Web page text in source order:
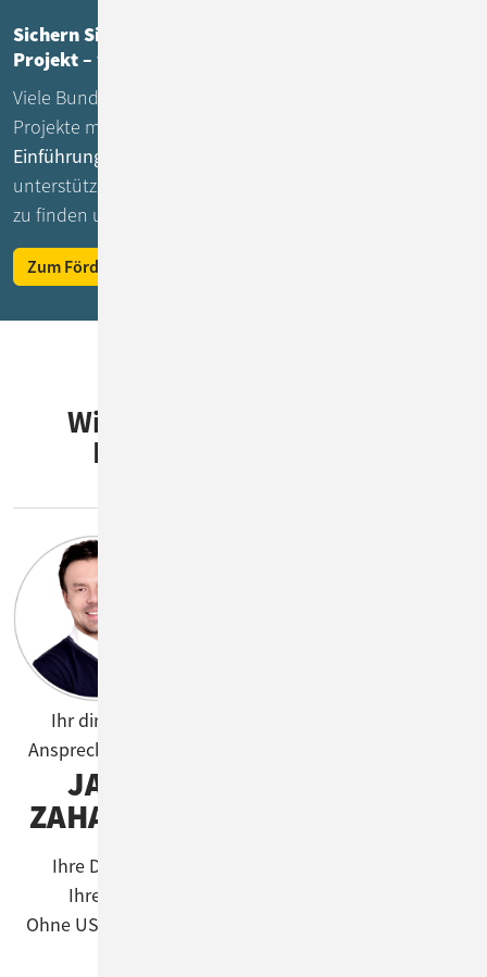
Sichern Sie sich jetzt die Förderung für Ihr KI-
Projekt – wir zeigen Ihnen wie!
Viele Bundesländer unterstützen Digitalisierungs- und KI-
Projekte mit attraktiven Zuschüssen –
Einführungskosten können gefördert werden.
unterstützen Sie dabei, das passende Förderprogramm
zu finden und optimal zu nutzen.
Zum Fördergeld beraten lassen
Wir freuen uns darauf, mit
Ihnen Ihr KI-Projekt zu
Ihr direkter
Ansprechpartner
JAN
ZAHALKA
Ihre Daten.
Ihre KI.
Ohne US-Clouds.